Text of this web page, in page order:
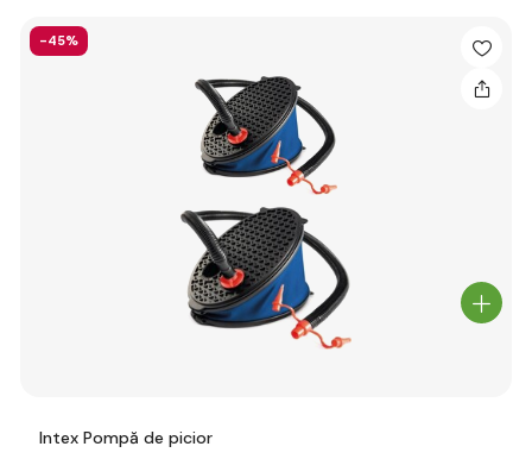
-45%
Intex Pompă de picior